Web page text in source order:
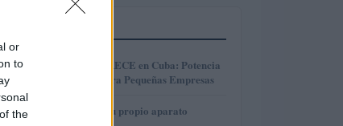
or
to
the
1
Microcréditos CRECE en Cuba: Potencia
y Crecimiento para Pequeñas Empresas
2
Cómo construir tu propio aparato